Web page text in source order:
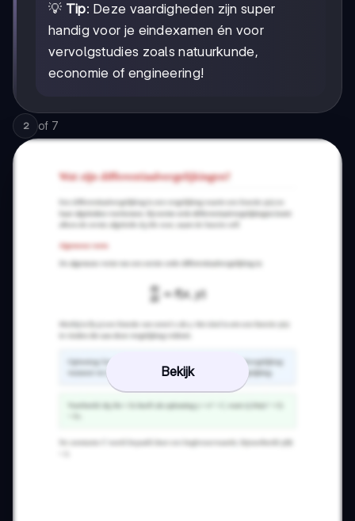
💡 Tip: Deze vaardigheden zijn super
handig voor je eindexamen én voor
vervolgstudies zoals natuurkunde,
economie of engineering!
2 of 7
Bekijk